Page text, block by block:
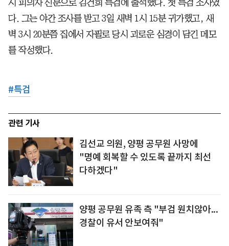
시 피의자 신분으로 김건희 특검에 출석했다. 첫 특검 조사였
다. 그는 야간 조사를 받고 3일 새벽 1시 15분 귀가했고, 새
벽 3시 20분쯤 집에서 자필로 당시 괴로운 심경이 담긴 메모
를 작성했다.
#특검
관련 기사
김선교 의원, 양평 공무원 사망에
"명예 회복할 수 있도록 끝까지 최선
다하겠다"
양평 공무원 유족 측 "부검 원치않아...
경찰이 유서 안보여줘"